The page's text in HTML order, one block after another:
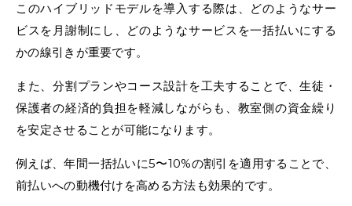
このハイブリッドモデルを導入する際は、どのようなサー
ビスを月謝制にし、どのようなサービスを一括払いにする
かの線引きが重要です。
また、分割プランやコース設計を工夫することで、生徒・
保護者の経済的負担を軽減しながらも、教室側の資金繰り
を安定させることが可能になります。
例えば、年間一括払いに5〜10%の割引を適用することで、
前払いへの動機付けを高める方法も効果的です。